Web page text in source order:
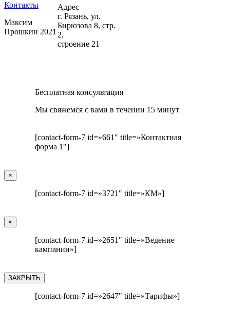
Контакты
Максим
Прошкин 2021
Адрес
г. Рязань, ул.
Бирюзова 8, стр.
2,
строение 21
Бесплатная консультация
Мы свяжемся с вами в течении 15 минут
[contact-form-7 id=»661″ title=»Контактная
форма 1″]
×
[contact-form-7 id=»3721″ title=»КМ»]
×
[contact-form-7 id=»2651″ title=»Ведение
кампании»]
ЗАКРЫТЬ
[contact-form-7 id=»2647″ title=»Тарифы»]